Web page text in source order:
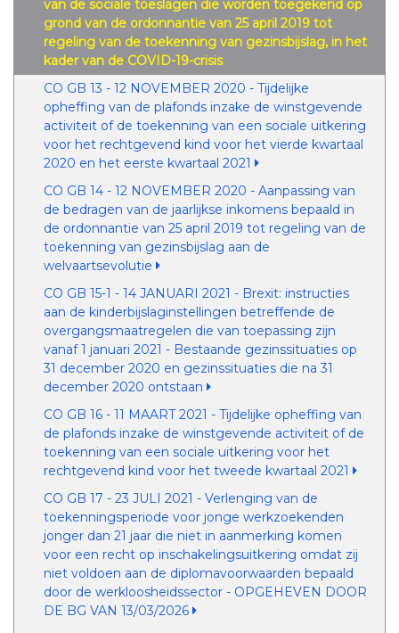
van de sociale toeslagen die worden toegekend op
grond van de ordonnantie van 25 april 2019 tot
regeling van de toekenning van gezinsbijslag, in het
kader van de COVID-19-crisis
CO GB 13 - 12 NOVEMBER 2020 - Tijdelijke
opheffing van de plafonds inzake de winstgevende
activiteit of de toekenning van een sociale uitkering
voor het rechtgevend kind voor het vierde kwartaal
2020 en het eerste kwartaal 2021
CO GB 14 - 12 NOVEMBER 2020 - Aanpassing van
de bedragen van de jaarlijkse inkomens bepaald in
de ordonnantie van 25 april 2019 tot regeling van de
toekenning van gezinsbijslag aan de
welvaartsevolutie
CO GB 15-1 - 14 JANUARI 2021 - Brexit: instructies
aan de kinderbijslaginstellingen betreffende de
overgangsmaatregelen die van toepassing zijn
vanaf 1 januari 2021 - Bestaande gezinssituaties op
31 december 2020 en gezinssituaties die na 31
december 2020 ontstaan
CO GB 16 - 11 MAART 2021 - Tijdelijke opheffing van
de plafonds inzake de winstgevende activiteit of de
toekenning van een sociale uitkering voor het
rechtgevend kind voor het tweede kwartaal 2021
CO GB 17 - 23 JULI 2021 - Verlenging van de
toekenningsperiode voor jonge werkzoekenden
jonger dan 21 jaar die niet in aanmerking komen
voor een recht op inschakelingsuitkering omdat zij
niet voldoen aan de diplomavoorwaarden bepaald
door de werkloosheidssector - OPGEHEVEN DOOR
DE BG VAN 13/03/2026